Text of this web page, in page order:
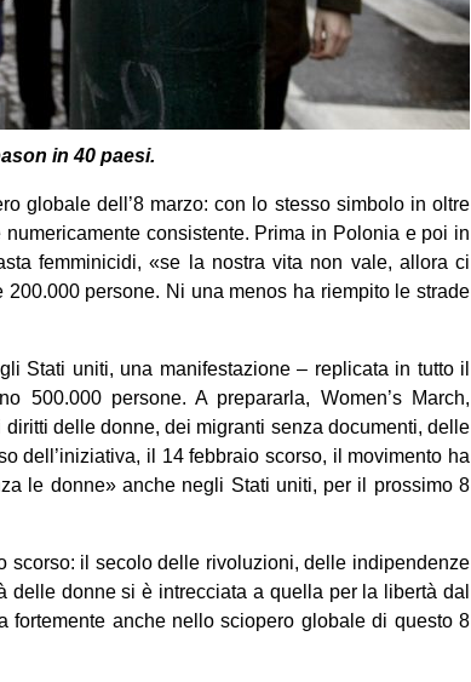
in 40 paesi.
globale dell’8 marzo: con lo stesso simbolo in oltre
consistente. Prima in Polonia e poi in
femminicidi, «se la nostra vita non vale, allora ci
persone. Ni una menos ha riempito le strade
Stati uniti, una manifestazione – replicata in tutto il
500.000 persone. A prepararla, Women’s March,
delle donne, dei migranti senza documenti, delle
dell’iniziativa, il 14 febbraio scorso, il movimento ha
le donne» anche negli Stati uniti, per il prossimo 8
scorso: il secolo delle rivoluzioni, delle indipendenze
donne si è intrecciata a quella per la libertà dal
anche nello sciopero globale di questo 8